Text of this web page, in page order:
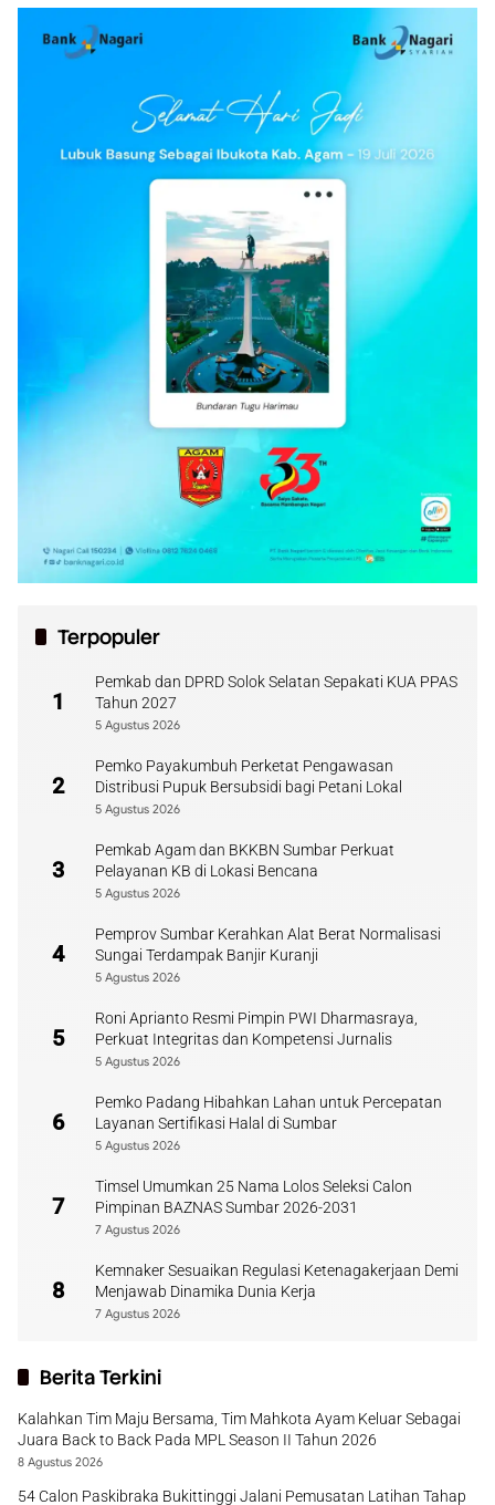
Terpopuler
1
Pemkab dan DPRD Solok Selatan Sepakati KUA PPAS
Tahun 2027
5 Agustus 2026
2
Pemko Payakumbuh Perketat Pengawasan
Distribusi Pupuk Bersubsidi bagi Petani Lokal
5 Agustus 2026
3
Pemkab Agam dan BKKBN Sumbar Perkuat
Pelayanan KB di Lokasi Bencana
5 Agustus 2026
4
Pemprov Sumbar Kerahkan Alat Berat Normalisasi
Sungai Terdampak Banjir Kuranji
5 Agustus 2026
5
Roni Aprianto Resmi Pimpin PWI Dharmasraya,
Perkuat Integritas dan Kompetensi Jurnalis
5 Agustus 2026
6
Pemko Padang Hibahkan Lahan untuk Percepatan
Layanan Sertifikasi Halal di Sumbar
5 Agustus 2026
7
Timsel Umumkan 25 Nama Lolos Seleksi Calon
Pimpinan BAZNAS Sumbar 2026-2031
7 Agustus 2026
8
Kemnaker Sesuaikan Regulasi Ketenagakerjaan Demi
Menjawab Dinamika Dunia Kerja
7 Agustus 2026
Berita Terkini
Kalahkan Tim Maju Bersama, Tim Mahkota Ayam Keluar Sebagai
Juara Back to Back Pada MPL Season II Tahun 2026
8 Agustus 2026
54 Calon Paskibraka Bukittinggi Jalani Pemusatan Latihan Tahap